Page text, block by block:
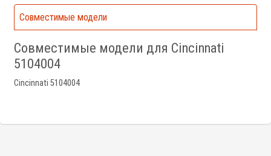
Совместимые модели
Совместимые модели для Cincinnati
5104004
Cincinnati 5104004